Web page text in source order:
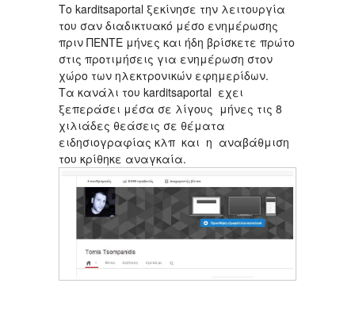
Το karditsaportal ξεκίνησε την λειτουργία
του σαν διαδικτυακό μέσο ενημέρωσης
πριν ΠΕΝΤΕ μήνες και ήδη βρίσκετε πρώτο
στις προτιμήσεις για ενημέρωση στον
χώρο των ηλεκτρονικών εφημερίδων.
Τα κανάλι του karditsaportal εχει
ξεπεράσει μέσα σε λίγους μήνες τις 8
χιλιάδες θεάσεις σε θέματα
ειδησιογραφίας κλπ και η αναβάθμιση
του κρίθηκε αναγκαία.